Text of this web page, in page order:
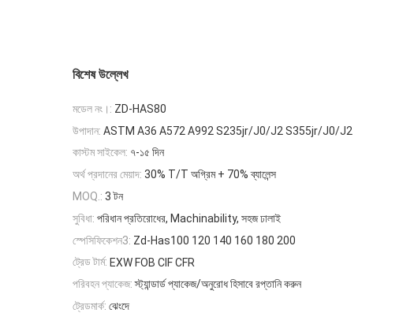
বিশেষ উল্লেখ
মডেল নং।: ZD-HAS80
উপাদান: ASTM A36 A572 A992 S235jr/J0/J2 S355jr/J0/J2
কাস্টম সাইকেল: ৭-১৫ দিন
অর্থ প্রদানের মেয়াদ: 30% T/T অগ্রিম + 70% ব্যালেন্স
MOQ.: 3 টন
সুবিধা: পরিধান প্রতিরোধের, Machinability, সহজ ঢালাই
স্পেসিফিকেশন3: Zd-Has100 120 140 160 180 200
ট্রেড টার্ম: EXW FOB CIF CFR
পরিবহন প্যাকেজ: স্ট্যান্ডার্ড প্যাকেজ/অনুরোধ হিসাবে রপ্তানি করুন
ট্রেডমার্ক: ঝেংদে